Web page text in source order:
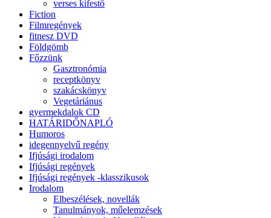
verses kifestő
Fiction
Filmregények
fitnesz DVD
Földgömb
Főzzünk
Gasztronómia
receptkönyv
szakácskönyv
Vegetáriánus
gyermekdalok CD
HATÁRIDŐNAPLÓ
Humoros
idegennyelvű regény
Ifjúsági irodalom
Ifjúsági regények
Ifjúsági regények -klasszikusok
Irodalom
Elbeszélések, novellák
Tanulmányok, műelemzések